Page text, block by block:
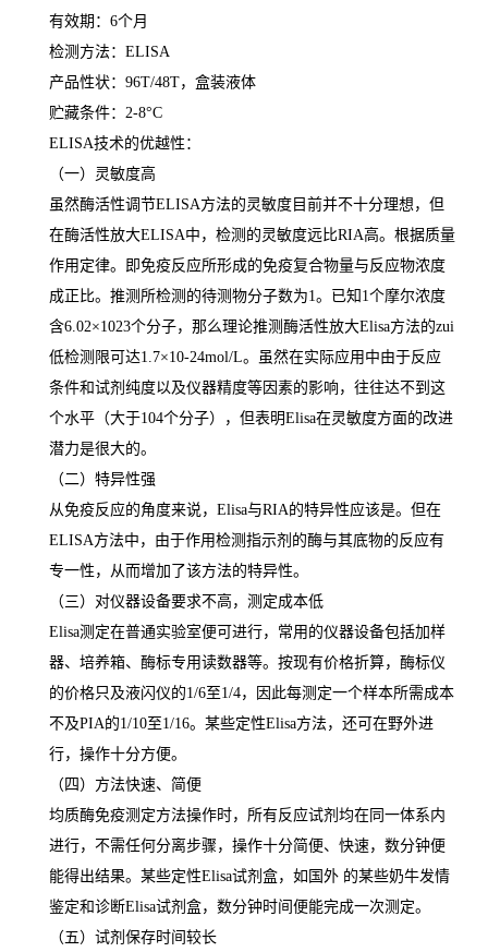
有效期： 6个月
检测方法： ELISA
产品性状： 96T/48T，盒装液体
贮藏条件： 2-8°C
ELISA技术的优越性：
（一）灵敏度高
虽然酶活性调节ELISA方法的灵敏度目前并不十分理想，但
在酶活性放大ELISA中，检测的灵敏度远比RIA高。根据质量
作用定律。即免疫反应所形成的免疫复合物量与反应物浓度
成正比。推测所检测的待测物分子数为1 。已知 1 个摩尔浓度
含6.02×1023个分子，那么理论推测酶活性放大Elisa方法的zui
低检测限可达1.7×10-24mol/L。虽然在实际应用中由于反应
条件和试剂纯度以及仪器精度等因素的影响，往往达不到这
个水平（大于104个分子），但表明Elisa在灵敏度方面的改进
潜力是很大的。
（二）特异性强
从免疫反应的角度来说， Elisa与RIA的特异性应该是。但在
ELISA方法中，由于作用检测指示剂的酶与其底物的反应有
专一性，从而增加了该方法的特异性。
（三）对仪器设备要求不高，测定成本低
Elisa测定在普通实验室便可进行，常用的仪器设备包括加样
器、培养箱、酶标专用读数器等。按现有价格折算，酶标仪
的价格只及液闪仪的1/6至1/4，因此每测定一个样本所需成本
不及PIA的1/10至1/16。某些定性Elisa方法，还可在野外进
行，操作十分方便。
（四）方法快速、简便
均质酶免疫测定方法操作时，所有反应试剂均在同一体系内
进行，不需任何分离步骤，操作十分简便、快速，数分钟便
能得出结果。某些定性Elisa试剂盒，如国外 的某些奶牛发情
鉴定和诊断Elisa试剂盒，数分钟时间便能完成一次测定。
（五）试剂保存时间较长